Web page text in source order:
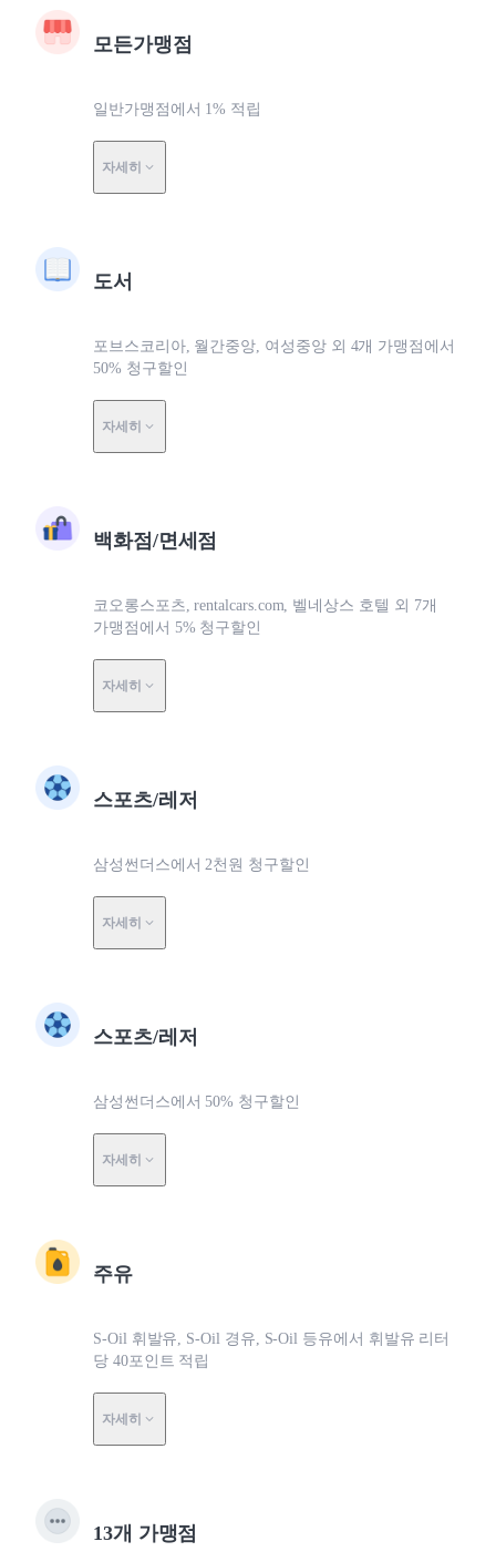
모든가맹점
일반가맹점에서 1% 적립
자세히
도서
포브스코리아, 월간중앙, 여성중앙 외 4개 가맹점에서
50% 청구할인
자세히
백화점/면세점
코오롱스포츠, rentalcars.com, 벨네상스 호텔 외 7개
가맹점에서 5% 청구할인
자세히
스포츠/레저
삼성썬더스에서 2천원 청구할인
자세히
스포츠/레저
삼성썬더스에서 50% 청구할인
자세히
주유
S-Oil 휘발유, S-Oil 경유, S-Oil 등유에서 휘발유 리터
당 40포인트 적립
자세히
13개 가맹점